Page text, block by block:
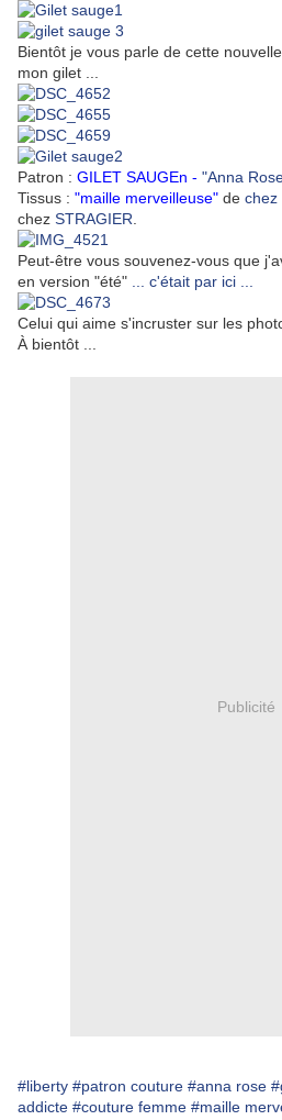
Bientôt je vous parle de cette
mon gilet ...
Patron : GILET SAUGEn - "Anna
Tissus : "maille merveilleuse" de chez
chez STRAGIER
Peut-être vous souvenez-vous que
en version "été"
... c'était par ici ...
Celui qui aime s'incruster sur les
À bientôt ...
Publicité
#liberty #patron couture #anna rose
addicte #couture femme #maille